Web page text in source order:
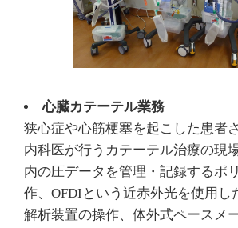
心臓カテーテル業務
狭心症や心筋梗塞を起こした患者
内科医が行うカテーテル治療の現
内の圧データを管理・記録するポ
作、OFDIという近赤外光を使用し
解析装置の操作、体外式ペースメ